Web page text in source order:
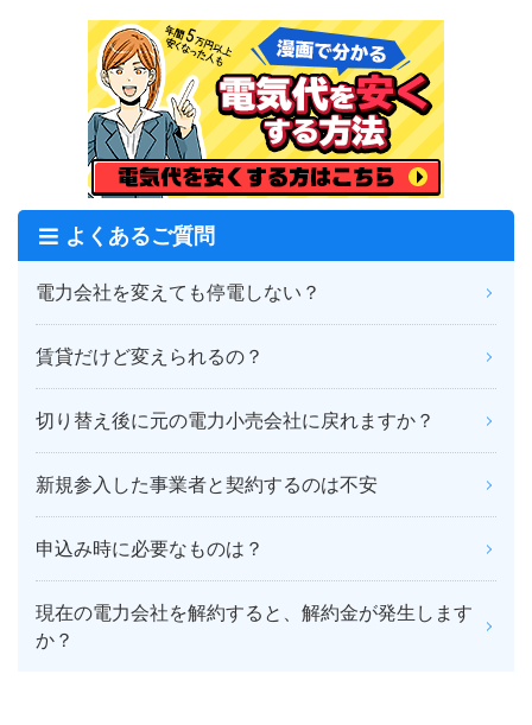
よくあるご質問
電力会社を変えても停電しない？
賃貸だけど変えられるの？
切り替え後に元の電力小売会社に戻れますか？
新規参入した事業者と契約するのは不安
申込み時に必要なものは？
現在の電力会社を解約すると、解約金が発生します
か？